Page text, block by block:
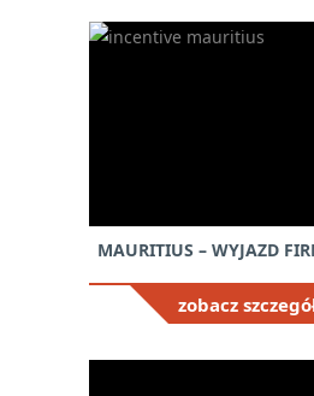
MAURITIUS – WYJAZD
zobacz